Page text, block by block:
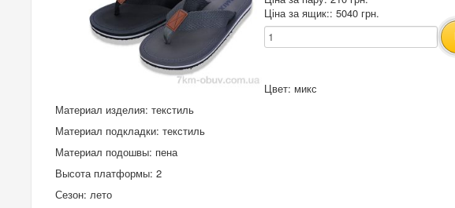
Ціна за ящик:: 5040 грн.
Цвет: микс
Материал изделия: текстиль
Материал подкладки: текстиль
Материал подошвы: пена
Высота платформы: 2
Сезон: лето